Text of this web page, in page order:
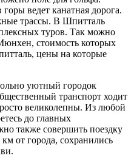
ведет канатная дорога.
трассы. В Шпитталь
туров. Так можно
стоимость которых
цены на которые
уютный городок
транспорт ходит
великолепны. Из любой
до главных
также совершить поездку
от города, сохранились